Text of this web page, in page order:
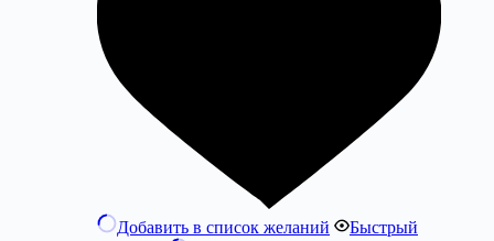
Добавить в список желаний
Быстрый